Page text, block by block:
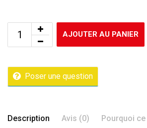
AJOUTER AU PANIER
Poser une question
Description Avis (0) Pourquoi ce